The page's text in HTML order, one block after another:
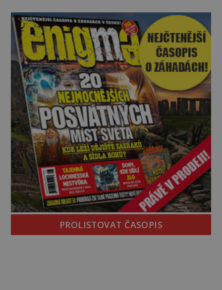
skutečnosti však jde o seriózní filozofickou hypoté
PROLISTOVAT ČASOPIS